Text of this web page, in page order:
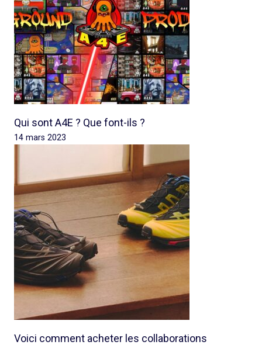
Qui sont A4E ? Que font-ils ?
14 mars 2023
Voici comment acheter les collaborations